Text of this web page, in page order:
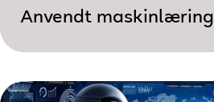
Anvendt maskinlæring